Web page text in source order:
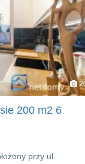
200 m2 6
przy ul.